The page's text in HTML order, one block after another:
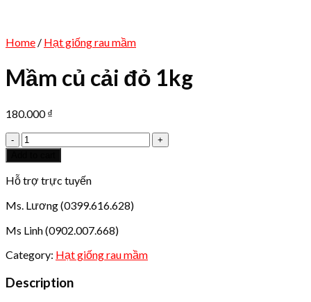
Home / Hạt giống rau mầm
Mầm củ cải đỏ 1kg
180.000₫
Mầm
củ
cải
đỏ
quantity
Hỗ trợ trực tuyến
Ms. Lương (0399.616.628)
Ms Linh (0902.007.668)
Category: Hạt giống rau mầm
Description